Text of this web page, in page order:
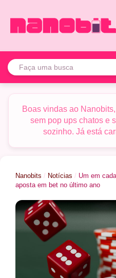
para
Boas vindas ao
sem pop ups chatos e
sozinho. Já está
Nanobits / Notícias / Um em
aposta em bet no último ano